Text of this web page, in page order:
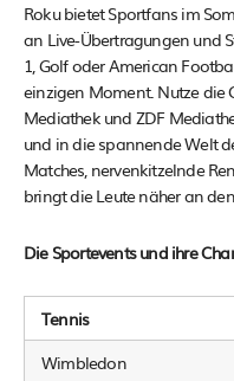
Roku bietet Sportfans im
an Live-Übertragungen und
1, Golf oder American
einzigen Moment. Nutze die
Mediathek und ZDF
und in die spannende Welt
Matches, nervenkitzelnde
bringt die Leute näher an
Die Sportevents und ihre
Tennis
Wimbledon